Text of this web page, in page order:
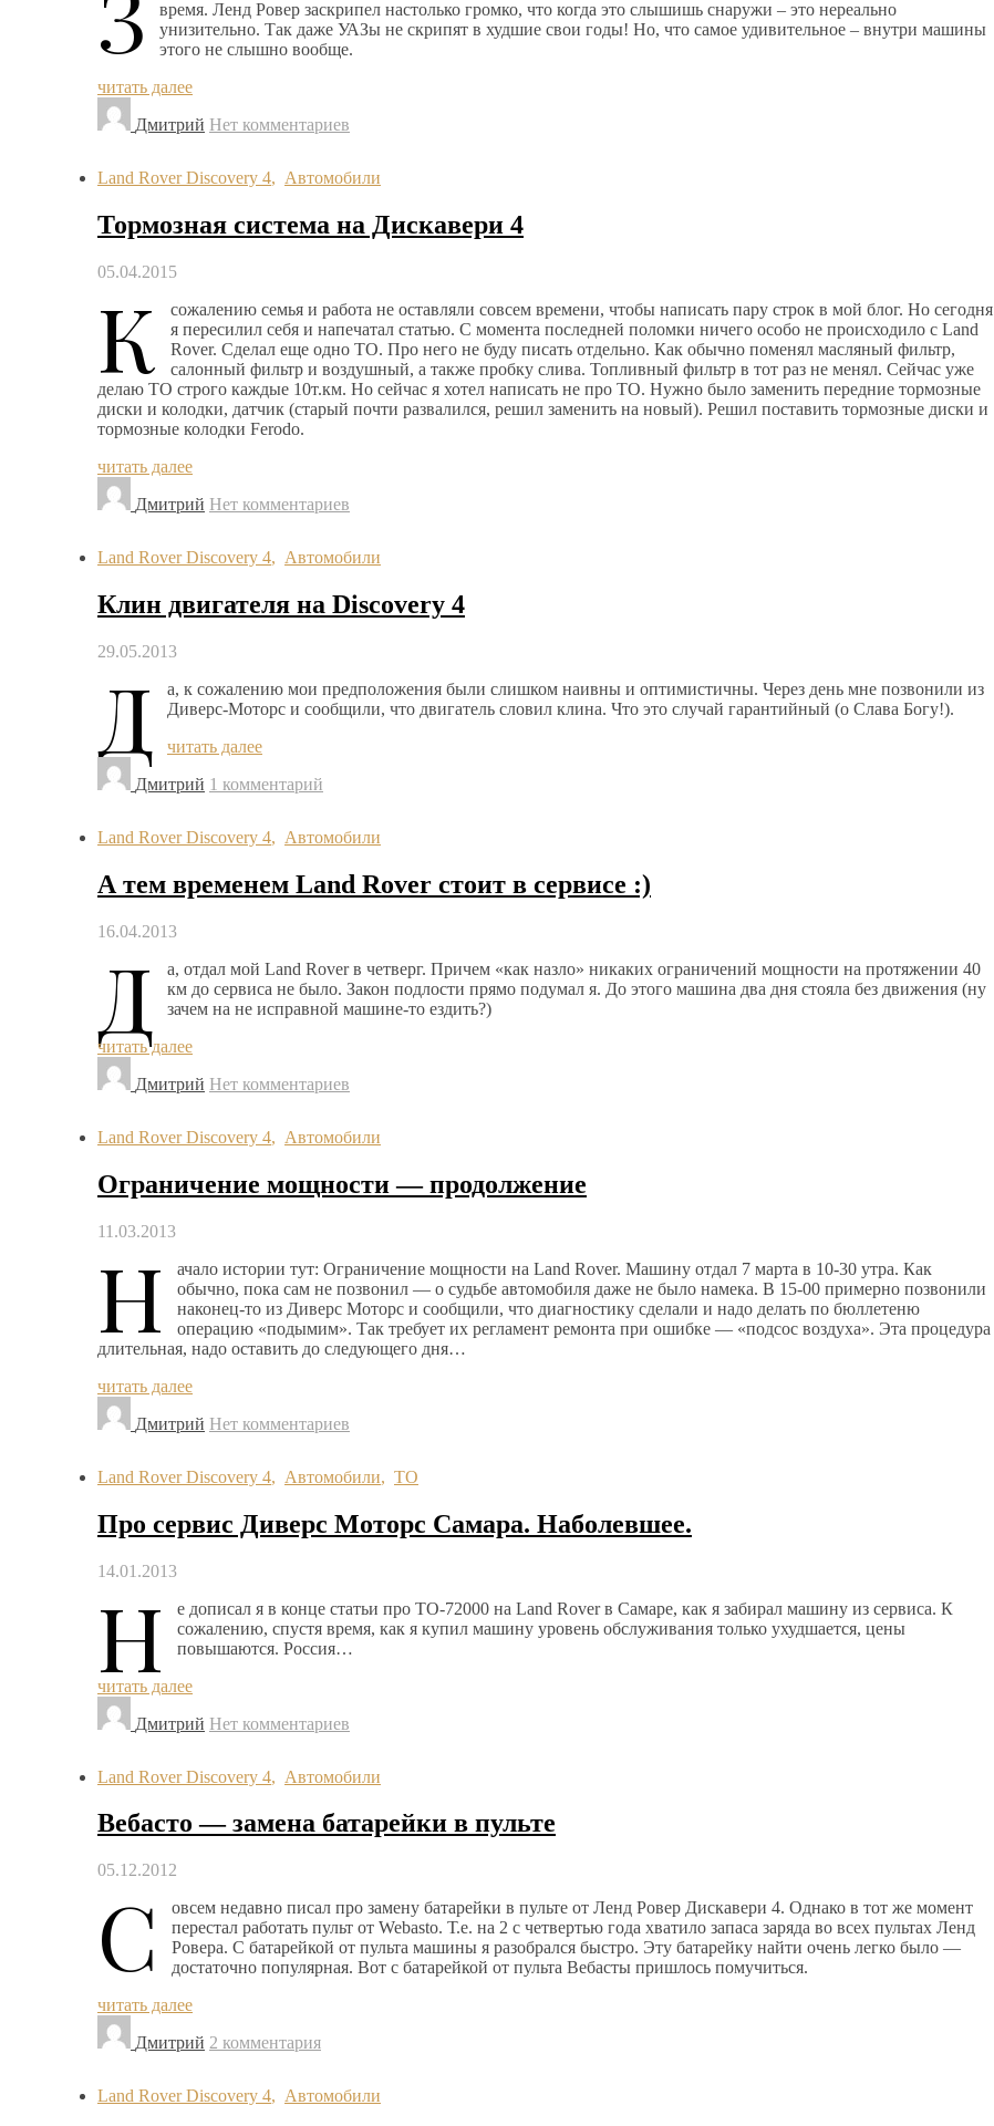
время. Ленд Ровер заскрипел настолько громко, что когда это слышишь снаружи – это нереально
унизительно. Так даже УАЗы не скрипят в худшие свои годы! Но, что самое удивительное – внутри машины
этого не слышно вообще.
читать далее
Дмитрий Нет комментариев
Land Rover Discovery 4, Автомобили
Тормозная система на Дискавери 4
05.04.2015
К
сожалению семья и работа не оставляли совсем времени, чтобы написать пару строк в мой блог. Но сегодня
я пересилил себя и напечатал статью. С момента последней поломки ничего особо не происходило с Land
Rover. Сделал еще одно ТО. Про него не буду писать отдельно. Как обычно поменял масляный фильтр,
салонный фильтр и воздушный, а также пробку слива. Топливный фильтр в тот раз не менял. Сейчас уже
делаю ТО строго каждые 10т.км. Но сейчас я хотел написать не про ТО. Нужно было заменить передние тормозные
диски и колодки, датчик (старый почти развалился, решил заменить на новый). Решил поставить тормозные диски и
тормозные колодки Ferodo.
читать далее
Дмитрий Нет комментариев
Land Rover Discovery 4, Автомобили
Клин двигателя на Discovery 4
29.05.2013
Д
а, к сожалению мои предположения были слишком наивны и оптимистичны. Через день мне позвонили из
Диверс-Моторс и сообщили, что двигатель словил клина. Что это случай гарантийный (о Слава Богу!).
читать далее
Дмитрий 1 комментарий
Land Rover Discovery 4, Автомобили
А тем временем Land Rover стоит в сервисе :)
16.04.2013
Д
а, отдал мой Land Rover в четверг. Причем «как назло» никаких ограничений мощности на протяжении 40
км до сервиса не было. Закон подлости прямо подумал я. До этого машина два дня стояла без движения (ну
зачем на не исправной машине-то ездить?)
читать далее
Дмитрий Нет комментариев
Land Rover Discovery 4, Автомобили
Ограничение мощности — продолжение
11.03.2013
Н
ачало истории тут: Ограничение мощности на Land Rover. Машину отдал 7 марта в 10-30 утра. Как
обычно, пока сам не позвонил — о судьбе автомобиля даже не было намека. В 15-00 примерно позвонили
наконец-то из Диверс Моторс и сообщили, что диагностику сделали и надо делать по бюллетеню
операцию «подымим». Так требует их регламент ремонта при ошибке — «подсос воздуха». Эта процедура
длительная, надо оставить до следующего дня…
читать далее
Дмитрий Нет комментариев
Land Rover Discovery 4, Автомобили, ТО
Про сервис Диверс Моторс Самара. Наболевшее.
14.01.2013
Н
е дописал я в конце статьи про ТО-72000 на Land Rover в Самаре, как я забирал машину из сервиса. К
сожалению, спустя время, как я купил машину уровень обслуживания только ухудшается, цены
повышаются. Россия…
читать далее
Дмитрий Нет комментариев
Land Rover Discovery 4, Автомобили
Вебасто — замена батарейки в пульте
05.12.2012
С
овсем недавно писал про замену батарейки в пульте от Ленд Ровер Дискавери 4. Однако в тот же момент
перестал работать пульт от Webasto. Т.е. на 2 с четвертью года хватило запаса заряда во всех пультах Ленд
Ровера. С батарейкой от пульта машины я разобрался быстро. Эту батарейку найти очень легко было —
достаточно популярная. Вот с батарейкой от пульта Вебасты пришлось помучиться.
читать далее
Дмитрий 2 комментария
Land Rover Discovery 4, Автомобили